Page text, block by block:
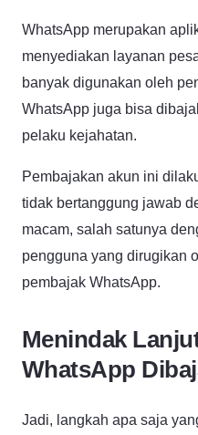
WhatsApp merupakan
menyediakan layanan
banyak digunakan oleh
WhatsApp juga bisa
pelaku kejahatan.
Pembajakan akun ini
tidak bertanggung jawab
macam, salah satunya
pengguna yang dirugikan
pembajak WhatsApp.
Menindak
WhatsApp
Jadi, langkah apa saja